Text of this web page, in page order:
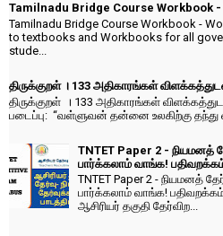
Tamilnadu Bridge Course Workbook
Tamilnadu Bridge Course Workbook -
to textbooks and Workbooks for all
stude...
திருக்குறள் । 133 அதிகாரங்கள்
திருக்குறள் । 133 அதிகாரங்கள்
படைப்பு: “வள்ளுவன் தன்னை உலகிற்கு தந்து
TNTET Paper 2 - நியமனத்
பார்க்கலாம் வாங்க!
TNTET Paper 2 - நியமனத்
பார்க்கலாம் வாங்க!
ஆசிரியர் தகுதி தேர்விற...